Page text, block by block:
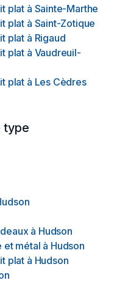
plat à Sainte-Marthe
plat à Saint-Zotique
plat à Rigaud
plat à Vaudreuil-
plat à Les Cèdres
type
à Hudson
et métal à Hudson
plat à Hudson